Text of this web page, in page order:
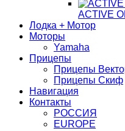
ACTIVE
Лодка + Мотор
Моторы
Yamaha
Прицепы
Прицепы
Прицепы Скиф
Навигация
Контакты
РОССИЯ
EUROPE